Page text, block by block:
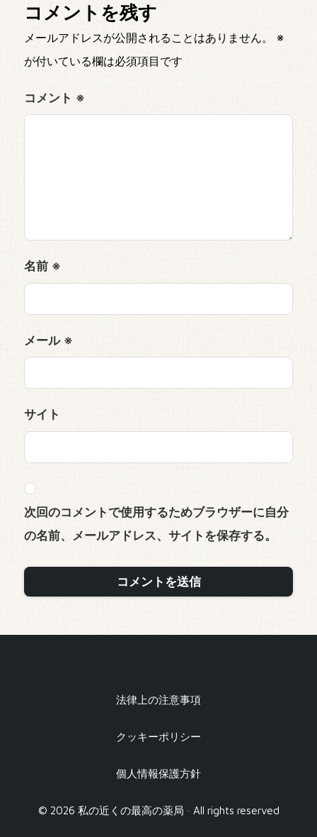
コメントを残す
メールアドレスが公開されることはありません。
※
が付いている欄は必須項目です
コメント ※
名前 ※
メール ※
サイト
次回のコメントで使用するためブラウザーに自分
の名前、メールアドレス、サイトを保存する。
法律上の注意事項
クッキーポリシー
個人情報保護方針
© 2026 私の近くの最高の薬局 · All rights reserved